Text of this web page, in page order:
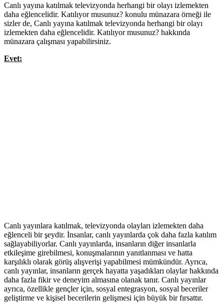
Canlı yayına katılmak televizyonda herhangi bir olayı izlemekten
daha eğlencelidir. Katılıyor musunuz? konulu münazara örneği ile
sizler de, Canlı yayına katılmak televizyonda herhangi bir olayı
izlemekten daha eğlencelidir. Katılıyor musunuz? hakkında
münazara çalışması yapabilirsiniz.
Evet:
Canlı yayınlara katılmak, televizyonda olayları izlemekten daha
eğlenceli bir şeydir. İnsanlar, canlı yayınlarda çok daha fazla katılım
sağlayabiliyorlar. Canlı yayınlarda, insanların diğer insanlarla
etkileşime girebilmesi, konuşmalarının yanıtlanması ve hatta
karşılıklı olarak görüş alışverişi yapabilmesi mümkündür. Ayrıca,
canlı yayınlar, insanların gerçek hayatta yaşadıkları olaylar hakkında
daha fazla fikir ve deneyim almasına olanak tanır. Canlı yayınlar
ayrıca, özellikle gençler için, sosyal entegrasyon, sosyal beceriler
geliştirme ve kişisel becerilerin gelişmesi için büyük bir fırsattır.